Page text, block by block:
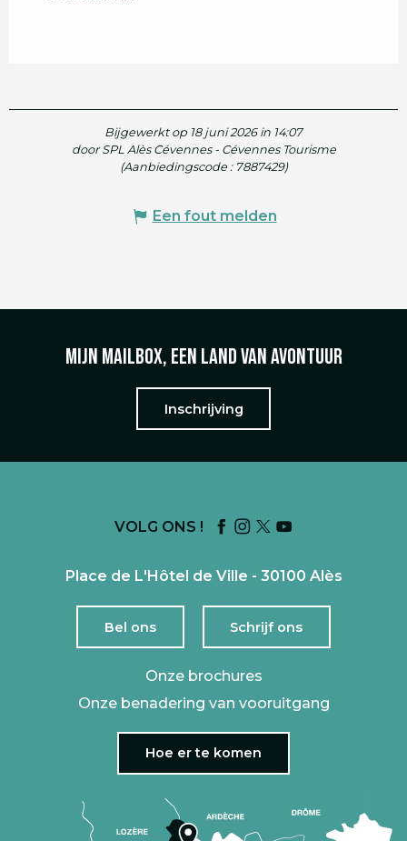
Bijgewerkt op 18 juni 2026 in 14:07
door SPL Alès Cévennes - Cévennes Tourisme
(Aanbiedingscode : 7887429)
Een fout melden
Mijn mailbox, een land van avontuur
Inschrijving
VOLG ONS !
Place de L'Hôtel de Ville - 30100 Alès
Bel ons Schrijf ons
Onze brochures
Onze benadering van vooruitgang
Hoe er te komen